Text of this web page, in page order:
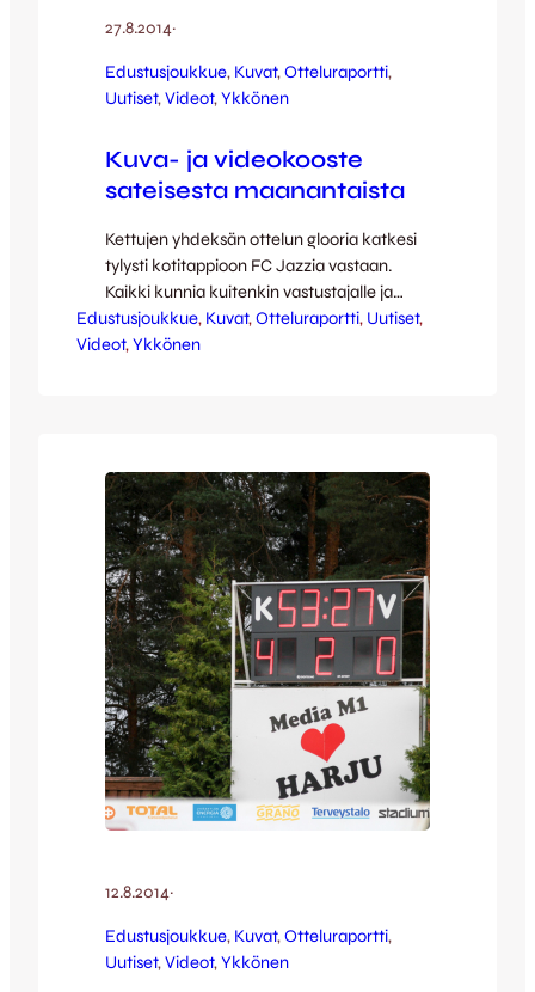
27.8.2014·
Edustusjoukkue, Kuvat, Otteluraportti
Uutiset, Videot, Ykkönen
Kuva- ja videokooste
sateisesta maanantaista
Kettujen yhdeksän ottelun glooria katkesi
tylysti kotitappioon FC Jazzia vastaan.
Kaikki kunnia kuitenkin vastustajalle ja
varsinkin hattutempun häkittäneelle
Alekos Alekoulle, tässä vielä liikkuvaa ja
maalikooste: [youtube id=”soYUymlsN9k”
width=”640″ height=”360″] Kauaa ei
kannata kotitappiotakaan kuitenkaan
murehtia, sillä onneksi seuraava maukas…
Edustusjoukkue, Kuvat, Otteluraportti, Uutiset
Videot, Ykkönen
12.8.2014·
Edustusjoukkue, Kuvat, Otteluraportti
Uutiset, Videot, Ykkönen